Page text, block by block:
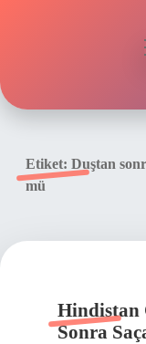
Yasal Uyarı
Etiket: Duştan
mü
Hindistan
Sonra